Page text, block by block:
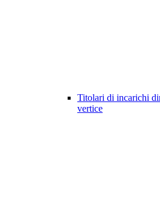
Titolari di incarichi
vertice